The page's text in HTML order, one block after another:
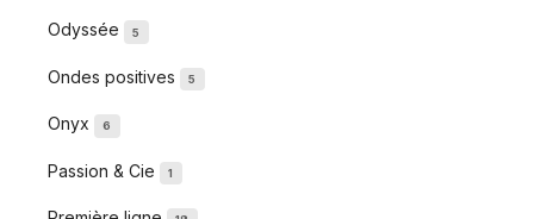
Odyssée 5
Ondes positives 5
Onyx 6
Passion & Cie 1